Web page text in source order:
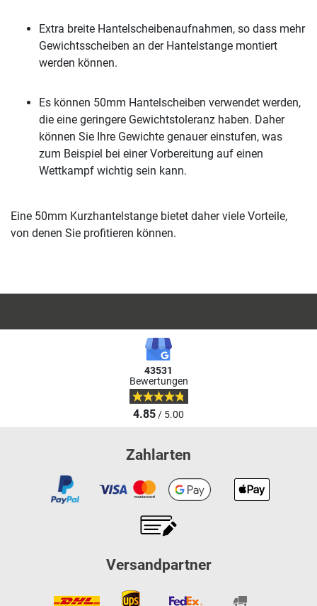
Extra breite Hantelscheibenaufnahmen, so dass mehr
Gewichtsscheiben an der Hantelstange montiert
werden können.
Es können 50mm Hantelscheiben verwendet werden,
die eine geringere Gewichtstoleranz haben. Daher
können Sie Ihre Gewichte genauer einstufen, was
zum Beispiel bei einer Vorbereitung auf einen
Wettkampf wichtig sein kann.
Eine 50mm Kurzhantelstange bietet daher viele Vorteile,
von denen Sie profitieren können.
43531
Bewertungen
4.85/ 5.00
Zahlarten
Versandpartner